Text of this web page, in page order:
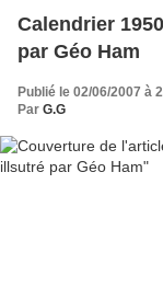
Calendrier
par Géo Ham
Publié le 02/06/2007 à
Par G.G